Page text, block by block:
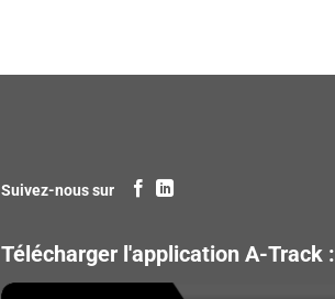
Suivez-nous sur
Télécharger l'application A-Track :